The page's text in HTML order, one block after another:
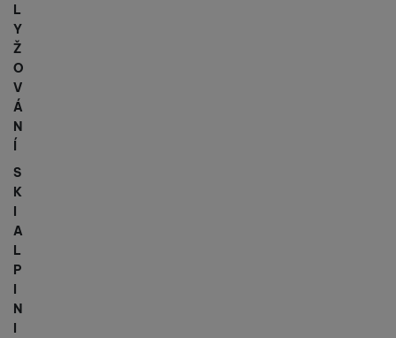
L
Y
Ž
O
V
Á
N
Í
S
K
I
A
L
P
I
N
I